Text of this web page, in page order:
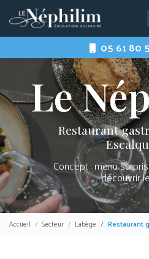
contenu
principal 05 61 80
Restaurant
Concept : menu
découvrir
Accueil Secteur Labège Restaurant